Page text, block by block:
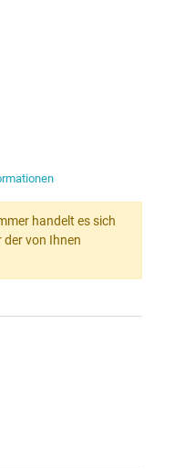
handelt es sich
von Ihnen